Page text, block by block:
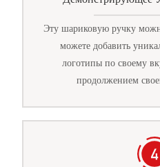
Эту шариковую ручку
можете добавить
логотипы по своему
продолжением